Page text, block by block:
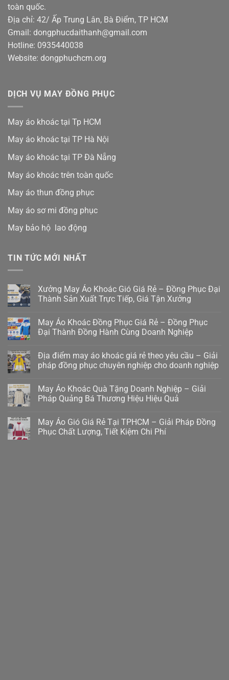
toàn quốc.
Địa chỉ: 42/ Ấp Trung Lân, Bà Điểm, TP HCM
Gmail: dongphucdaithanh@gmail.com
Hotline: 0935440038
Website: dongphuchcm.org
DỊCH VỤ MAY ĐỒNG PHỤC
May áo khoác tại Tp HCM
May áo khoác tại TP Hà Nội
May áo khoác tại TP Đà Nẵng
May áo khoác trên toàn quốc
May áo thun đồng phục
May áo sơ mi đồng phục
May bảo hộ lao động
TIN TỨC MỚI NHẤT
Xưởng May Áo Khoác Gió Giá Rẻ – Đồng Phục Đại
Thành Sản Xuất Trực Tiếp, Giá Tận Xưởng
May Áo Khoác Đồng Phục Giá Rẻ – Đồng Phục
Đại Thành Đồng Hành Cùng Doanh Nghiệp
Địa điểm may áo khoác giá rẻ theo yêu cầu – Giải
pháp đồng phục chuyên nghiệp cho doanh nghiệp
May Áo Khoác Quà Tặng Doanh Nghiệp – Giải
Pháp Quảng Bá Thương Hiệu Hiệu Quả
May Áo Gió Giá Rẻ Tại TPHCM – Giải Pháp Đồng
Phục Chất Lượng, Tiết Kiệm Chi Phí